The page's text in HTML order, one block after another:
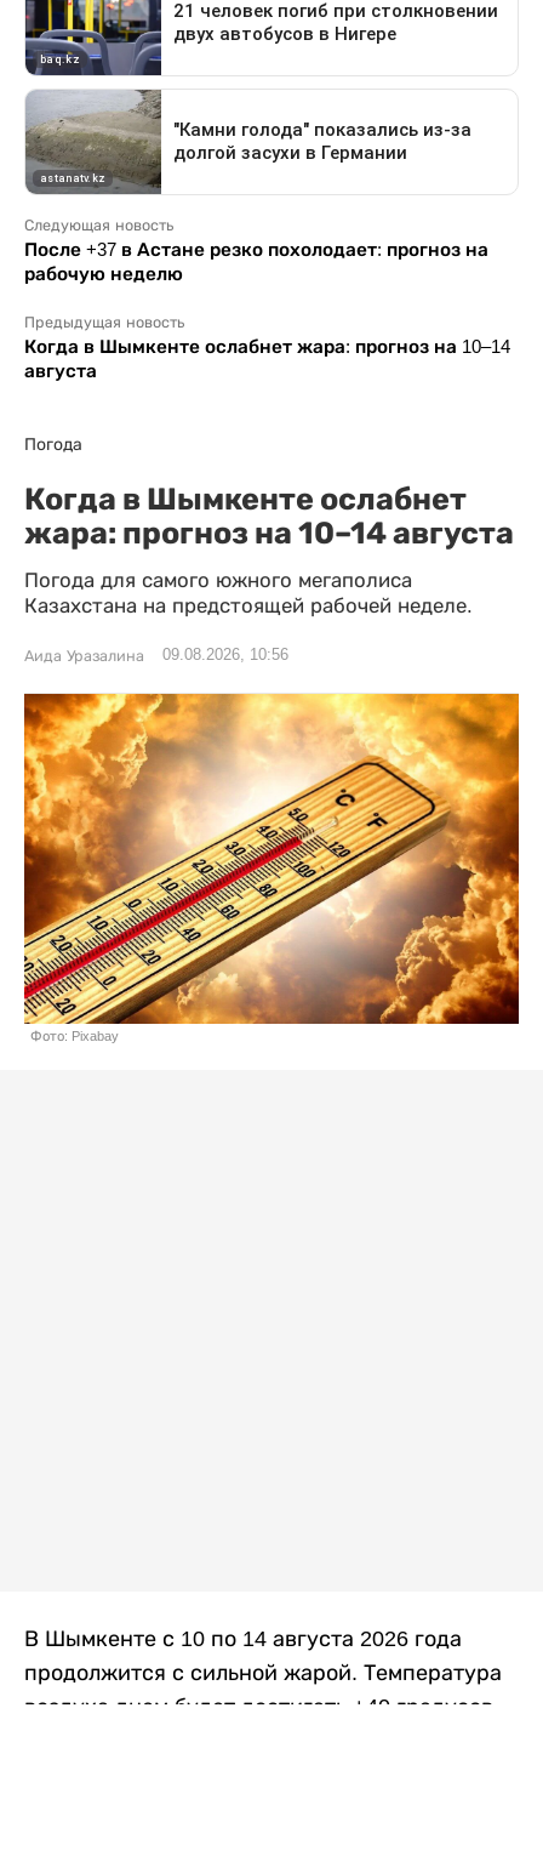
Следующая новость
После +37 в Астане резко похолодает: прогноз на
рабочую неделю
Предыдущая новость
Когда в Шымкенте ослабнет жара: прогноз на 10–14
августа
Погода
Когда в Шымкенте ослабнет
жара: прогноз на 10–14 августа
Погода для самого южного мегаполиса
Казахстана на предстоящей рабочей неделе.
Аида Уразалина 09.08.2026, 10:56
Фото: Pixabay
В Шымкенте с 10 по 14 августа 2026 года
продолжится с сильной жарой. Температура
воздуха днем будет достигать +40 градусов,